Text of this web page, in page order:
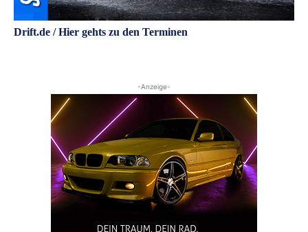
Drift.de / Hier gehts zu den Terminen
-Anzeige-